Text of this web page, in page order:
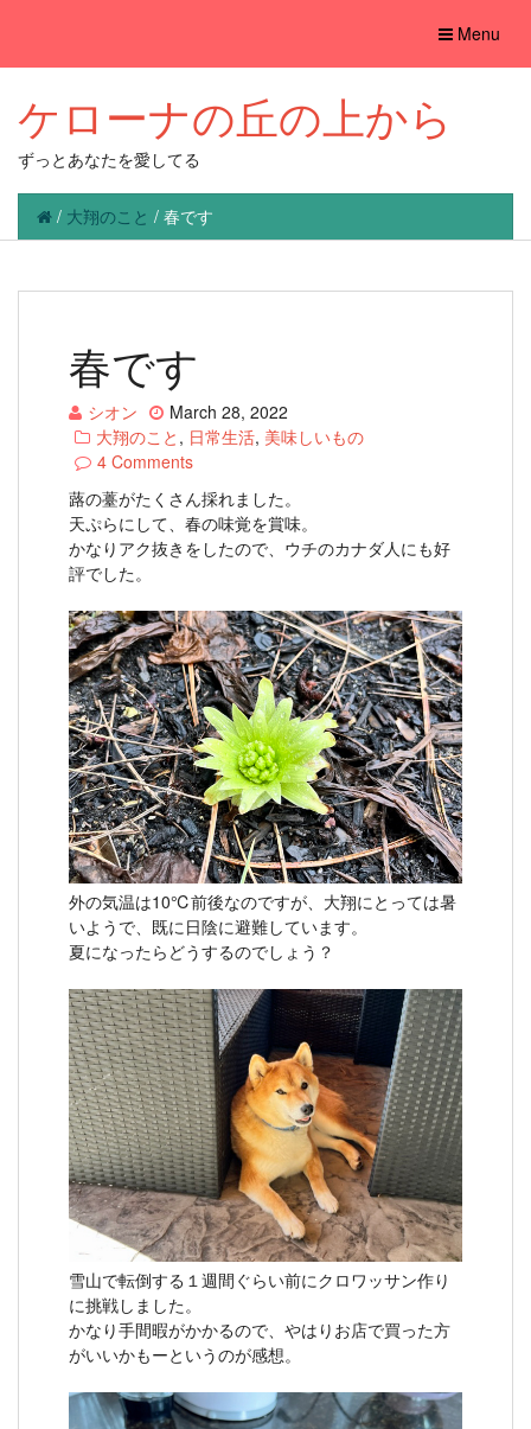
Toggle
Menu
ケローナの丘の上から
ずっとあなたを愛してる
/ 大翔のこと / 春です
春です
シオン
March 28, 2022
大翔のこと , 日常生活, 美味しいもの
4 Comments
蕗の薹がたくさん採れました。
天ぷらにして、春の味覚を賞味。
かなりアク抜きをしたので、ウチのカナダ人にも好
評でした。
外の気温は10℃前後なのですが、大翔にとっては暑
いようで、既に日陰に避難しています。
夏になったらどうするのでしょう？
雪山で転倒する１週間ぐらい前にクロワッサン作り
に挑戦しました。
かなり手間暇がかかるので、やはりお店で買った方
がいいかもーというのが感想。